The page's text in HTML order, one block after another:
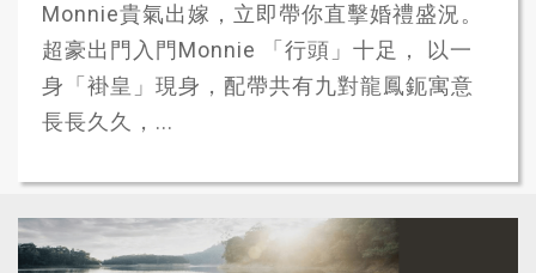
Monnie貴氣出嫁，立即帶你直擊婚禮盛況。
超豪出門入門Monnie 「行頭」十足， 以一
身「褂皇」現身，配帶共有九對龍鳳鈪寓意
長長久久，...